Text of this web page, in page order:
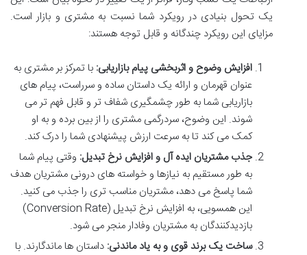
یک تحول بنیادی در رویکرد شما نسبت به مشتری و بازار است.
مزایای این رویکرد چندگانه و قابل توجه هستند:
افزایش وضوح و اثربخشی پیام بازاریابی: با تمرکز بر مشتری به
عنوان قهرمان و ارائه یک داستان ساده و سرراست، پیام های
بازاریابی شما به طور چشمگیری شفاف تر و قابل فهم تر می
شوند. این وضوح، سردرگمی مشتری را از بین برده و به او
کمک می کند تا به سرعت ارزش پیشنهادی شما را درک کند.
جذب مشتریان ایده آل و افزایش نرخ تبدیل: وقتی پیام شما
به طور مستقیم به نیازها و خواسته های درونی مشتریان هدف
شما پاسخ می دهد، مشتریان مناسب تری را جذب می کنید.
این همسویی، به افزایش نرخ تبدیل (Conversion Rate)
بازدیدکنندگان به مشتریان وفادار منجر می شود.
ساخت یک برند قوی و به یاد ماندنی: داستان ها ماندگارند. با